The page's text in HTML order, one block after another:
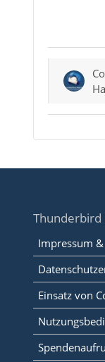
Thunderbird
Impressum
Einsatz von